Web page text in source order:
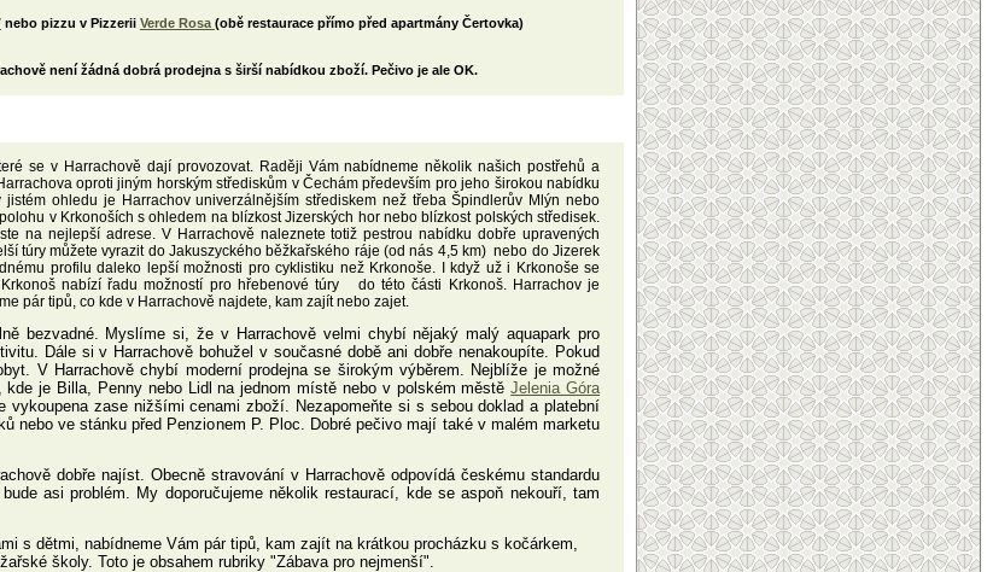
nebo pizzu v Pizzerii Verde Rosa(obě restaurace přímo před apartmány Čertovka)
není žádná dobrá prodejna s širší nabídkou zboží. Pečivo je ale OK.
se v Harrachově dají provozovat. Raději Vám nabídneme několik našich postřehů a
oproti jiným horským střediskům v Čechám především pro jeho širokou nabídku
ohledu je Harrachov univerzálnějším střediskem než třeba Špindlerův Mlýn nebo
v Krkonoších s ohledem na blízkost Jizerských hor nebo blízkost polských středisek.
na nejlepší adrese. V Harrachově naleznete totiž pestrou nabídku dobře upravených
túry můžete vyrazit do Jakuszyckého běžkařského ráje (od nás 4,5 km) nebo do Jizerek
profilu daleko lepší možnosti pro cyklistiku než Krkonoše. I když už i Krkonoše se
nabízí řadu možností pro hřebenové túry do této části Krkonoš. Harrachov je
pár tipů, co kde v Harrachově najdete, kam zajít nebo zajet.
bezvadné. Myslíme si, že v Harrachově velmi chybí nějaký malý aquapark pro
Dále si v Harrachově bohužel v současné době ani dobře nenakoupíte. Pokud
V Harrachově chybí moderní prodejna se širokým výběrem. Nejblíže je možné
kde je Billa, Penny nebo Lidl na jednom místě nebo v polském městěJelenia Góra
zase nižšími cenami zboží. Nezapomeňte si s sebou doklad a platební
nebo ve stánku před Penzionem P. Ploc. Dobré pečivo mají také v malém marketu
dobře najíst. Obecně stravování v Harrachově odpovídá českému standardu
asi problém. My doporučujeme několik restaurací, kde se aspoň nekouří, tam
s dětmi, nabídneme Vám pár tipů, kam zajít na krátkou procházku s kočárkem,
školy. Toto je obsahem rubriky "Zábava pro nejmenší".